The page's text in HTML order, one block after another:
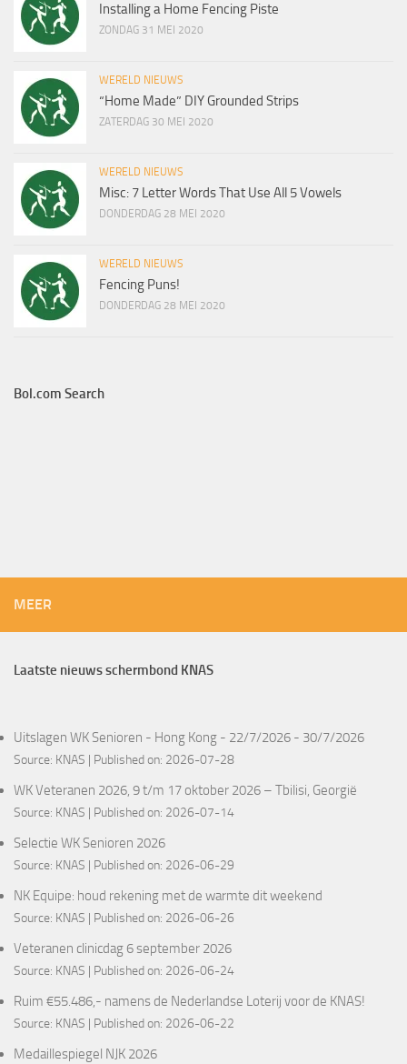
Installing a Home Fencing Piste
ZONDAG 31 MEI 2020
WERELD NIEUWS
“Home Made” DIY Grounded Strips
ZATERDAG 30 MEI 2020
WERELD NIEUWS
Misc: 7 Letter Words That Use All 5 Vowels
DONDERDAG 28 MEI 2020
WERELD NIEUWS
Fencing Puns!
DONDERDAG 28 MEI 2020
Bol.com Search
MEER
Laatste nieuws schermbond KNAS
Uitslagen WK Senioren - Hong Kong - 22/7/2026 - 30/7/2026
Source: KNAS Published on: 2026-07-28
WK Veteranen 2026, 9 t/m 17 oktober 2026 – Tbilisi, Georgië
Source: KNAS Published on: 2026-07-14
Selectie WK Senioren 2026
Source: KNAS Published on: 2026-06-29
NK Equipe: houd rekening met de warmte dit weekend
Source: KNAS Published on: 2026-06-26
Veteranen clinicdag 6 september 2026
Source: KNAS Published on: 2026-06-24
Ruim €55.486,- namens de Nederlandse Loterij voor de KNAS!
Source: KNAS Published on: 2026-06-22
Medaillespiegel NJK 2026